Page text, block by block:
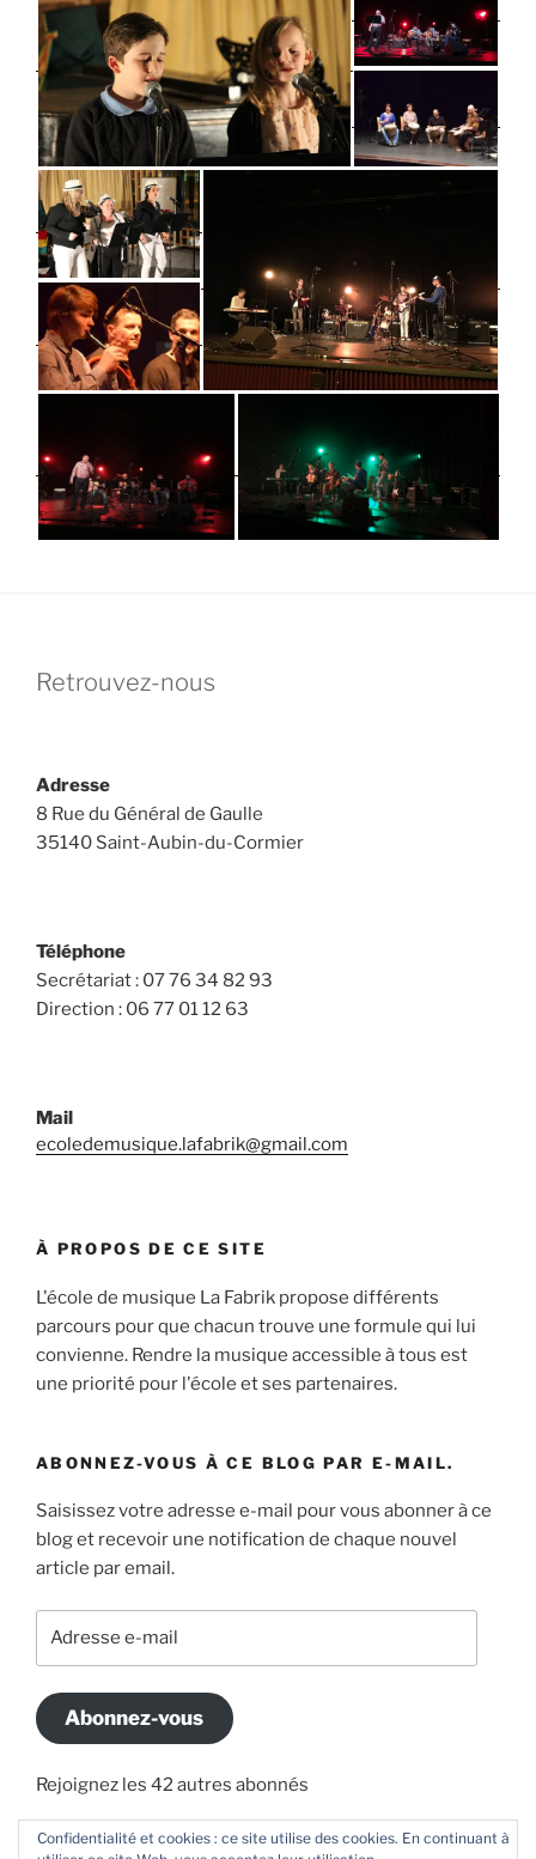
Retrouvez-nous
Adresse
8 Rue du Général de Gaulle
35140 Saint-Aubin-du-Cormier
Téléphone
Secrétariat : 07 76 34 82 93
Direction : 06 77 01 12 63
Mail
ecoledemusique.lafabrik@gmail.com
À PROPOS DE CE SITE
L'école de musique La Fabrik propose différents
parcours pour que chacun trouve une formule qui lui
convienne. Rendre la musique accessible à tous est
une priorité pour l'école et ses partenaires.
ABONNEZ-VOUS À CE BLOG PAR E-MAIL.
Saisissez votre adresse e-mail pour vous abonner à ce
blog et recevoir une notification de chaque nouvel
article par email.
Abonnez-vous
Rejoignez les 42 autres abonnés
Confidentialité et cookies : ce site utilise des cookies. En continuant à